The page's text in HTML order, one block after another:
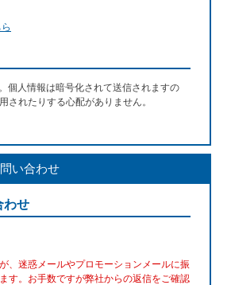
個人情報は暗号化されて送信されますの
されたりする心配がありません。
い合わせ
わせ
、迷惑メールやプロモーションメールに振
す。お手数ですが弊社からの返信をご確認